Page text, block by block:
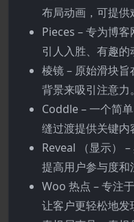
布局动画，可提供
Pieces – 专为博
引人入胜、有趣的
棱镜 – 原始滑块
背景来吸引注意力。
Coddle – 一个简
缝过渡提供关键内
Reveal （显示）
提高用户参与度和
Woo 热点 – 专注
让客户更轻松地发